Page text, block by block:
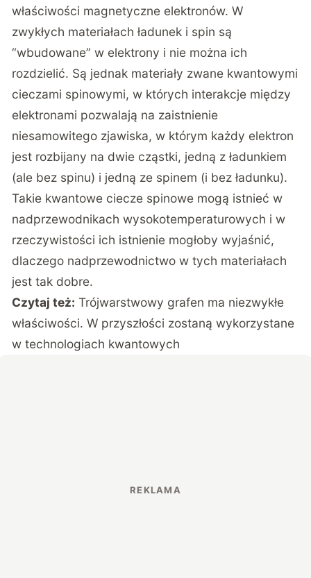
właściwości magnetyczne elektronów. W
zwykłych materiałach ładunek i spin są
“wbudowane” w elektrony i nie można ich
rozdzielić. Są jednak materiały zwane kwantowymi
cieczami spinowymi, w których interakcje między
elektronami pozwalają na zaistnienie
niesamowitego zjawiska, w którym każdy elektron
jest rozbijany na dwie cząstki, jedną z ładunkiem
(ale bez spinu) i jedną ze spinem (i bez ładunku).
Takie kwantowe ciecze spinowe mogą istnieć w
nadprzewodnikach wysokotemperaturowych i w
rzeczywistości ich istnienie mogłoby wyjaśnić,
dlaczego nadprzewodnictwo w tych materiałach
jest tak dobre.
Czytaj też: Trójwarstwowy grafen ma niezwykłe
właściwości. W przyszłości zostaną wykorzystane
w technologiach kwantowych